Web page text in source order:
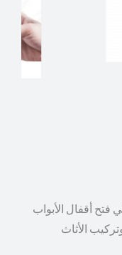
فتح أقفال الأبواب